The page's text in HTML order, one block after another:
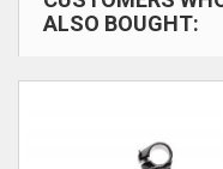
ALSO BOUGHT: